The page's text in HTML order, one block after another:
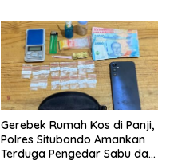
Gerebek Rumah Kos di Panji,
Polres Situbondo Amankan
Terduga Pengedar Sabu dan